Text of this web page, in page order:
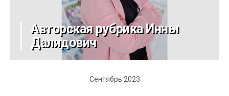
Авторская рубрика Инны
Далидович
Сентябрь 2023